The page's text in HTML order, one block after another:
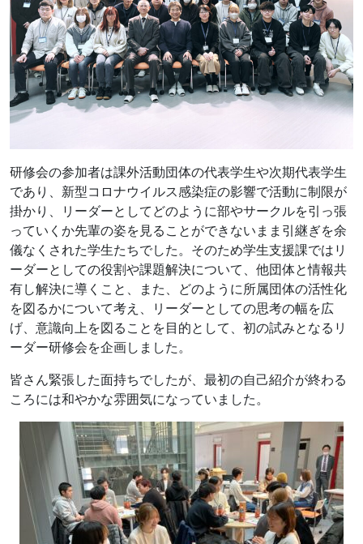
研修会の参加者は課外活動団体の代表学生や次期代表学生
であり、新型コロナウイルス感染症の影響で活動に制限が
掛かり、リーダーとしてどのように部やサークルを引っ張
っていくか先輩の姿を見ることができないまま引継ぎを余
儀なくされた学生たちでした。そのため学生支援課ではリ
ーダーとしての役割や課題解決について、他団体と情報共
有し解決に導くこと、また、どのように所属団体の活性化
を図るかについて考え、リーダーとしての思考の幅を広
げ、意識向上を図ることを目的として、初の試みとなるリ
ーダー研修会を企画しました。
皆さん緊張した面持ちでしたが、最初の自己紹介が終わる
ころには和やかな雰囲気になっていました。